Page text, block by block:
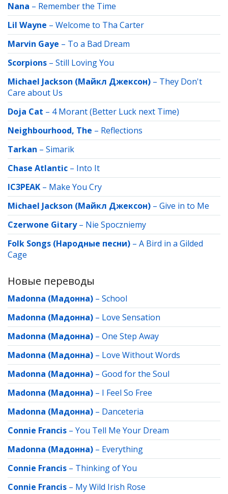
Nana – Remember the Time
Lil Wayne – Welcome to Tha Carter
Marvin Gaye – To a Bad Dream
Scorpions – Still Loving You
Michael Jackson (Майкл Джексон) – They Don't
Care about Us
Doja Cat – 4 Morant (Better Luck next Time)
Neighbourhood, The – Reflections
Tarkan – Simarik
Chase Atlantic – Into It
IC3PEAK – Make You Cry
Michael Jackson (Майкл Джексон) – Give in to Me
Czerwone Gitary– Nie Spoczniemy
Folk Songs (Народные песни) – A Bird in a Gilded
Cage
Новые переводы
Madonna (Мадонна) – School
Madonna (Мадонна) – Love Sensation
Madonna (Мадонна) – One Step Away
Madonna (Мадонна) – Love Without Words
Madonna (Мадонна) – Good for the Soul
Madonna (Мадонна) – I Feel So Free
Madonna (Мадонна) – Danceteria
Connie Francis – You Tell Me Your Dream
Madonna (Мадонна) – Everything
Connie Francis – Thinking of You
Connie Francis – My Wild Irish Rose